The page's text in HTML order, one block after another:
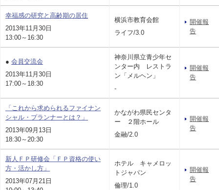
幸福感の研究と高齢期の居住
2013年11月30日
13:00～16:30
横浜市教育会館
ライフ/3.0
開催報
告
● 会員交流会
2013年11月30日
17:00～18:30
神奈川県立青少年セ
ンター内 レストラ
ン「メルヘン」
-
開催報
告
「これから求められるファイナン
シャル・プランナーとは？」
2013年09月13日
18:30～20:30
かながわ県民センタ
ー ２階ホール
金融/2.0
開催報
告
新人ＦＰ研修会「ＦＰ資格の使い
方・活かし方」
2013年07月21日
ホテル キャメロッ
トジャパン
倫理/1.0
開催報
告